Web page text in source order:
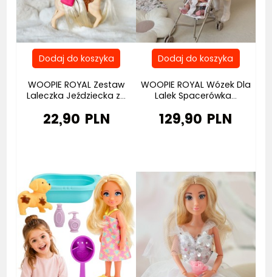
WOOPIE ROYAL Zestaw
Laleczka Jeździecka z...
22,90 PLN
WOOPIE ROYAL Wózek Dla
Lalek Spacerówka...
129,90 PLN